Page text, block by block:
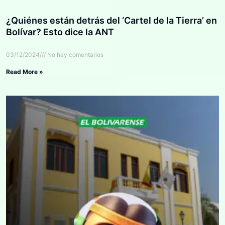
¿Quiénes están detrás del ‘Cartel de la Tierra’ en
Bolívar? Esto dice la ANT
03/12/2024 No hay comentarios
Read More »